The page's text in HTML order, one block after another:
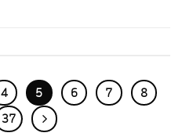
4 5 6 7
8
37